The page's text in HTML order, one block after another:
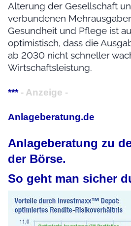
Alterung der Gesellschaft
verbundenen
Gesundheit und Pflege ist
optimistisch, dass die
ab 2030 nicht schneller
Wirtschaftsleistung.
*** - Anzeige -
Anlageberatung.de
Anlageberatung zu
der Börse.
So geht man sicher